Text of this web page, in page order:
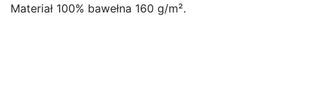
Materiał 100% bawełna 160 g/m².